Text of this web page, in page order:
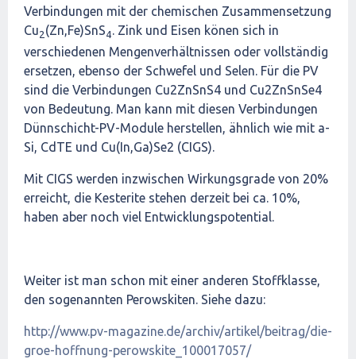
Verbindungen mit der chemischen Zusammensetzung
Cu2(Zn,Fe)SnS4. Zink und Eisen könen sich in
verschiedenen Mengenverhältnissen oder vollständig
ersetzen, ebenso der Schwefel und Selen. Für die PV
sind die Verbindungen Cu2ZnSnS4 und Cu2ZnSnSe4
von Bedeutung. Man kann mit diesen Verbindungen
Dünnschicht-PV-Module herstellen, ähnlich wie mit a-
Si, CdTE und Cu(In,Ga)Se2 (CIGS).
Mit CIGS werden inzwischen Wirkungsgrade von 20%
erreicht, die Kesterite stehen derzeit bei ca. 10%,
haben aber noch viel Entwicklungspotential.
Weiter ist man schon mit einer anderen Stoffklasse,
den sogenannten Perowskiten. Siehe dazu:
http://www.pv-magazine.de/archiv/artikel/beitrag/die-
groe-hoffnung-perowskite_100017057/